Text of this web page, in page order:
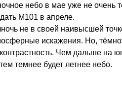
небо в мае уже не очень
М101 в апреле.
не в своей наивысшей
искажения. Но,
Чем дальше на
темнее будет летнее небо.